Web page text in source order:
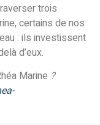
trois
certains de nos
: ils investissent
d’eux.
Marine ?